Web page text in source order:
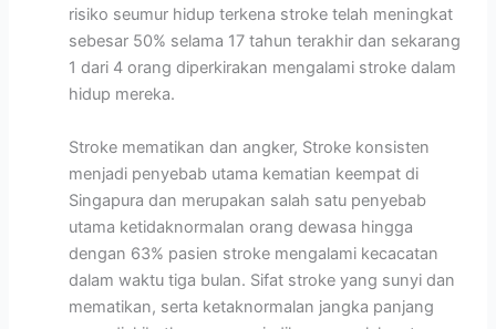
risiko seumur hidup terkena stroke telah meningkat
sebesar 50% selama 17 tahun terakhir dan sekarang
1 dari 4 orang diperkirakan mengalami stroke dalam
hidup mereka.
Stroke mematikan dan angker, Stroke konsisten
menjadi penyebab utama kematian keempat di
Singapura dan merupakan salah satu penyebab
utama ketidaknormalan orang dewasa hingga
dengan 63% pasien stroke mengalami kecacatan
dalam waktu tiga bulan. Sifat stroke yang sunyi dan
mematikan, serta ketaknormalan jangka panjang